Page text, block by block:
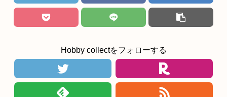
Hobby collectをフォローする